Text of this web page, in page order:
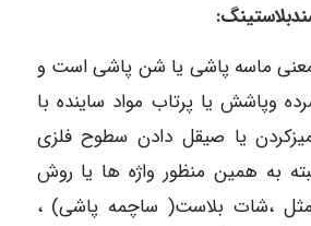
:
معنی ماسه پاشی یا شن پاشی است و
وپاشش یا پرتاب مواد ساینده با
یا صیقل دادن سطوح فلزی
به همین منظور واژه ها یا روش
،شات بلاست( ساچمه پاشی) ،